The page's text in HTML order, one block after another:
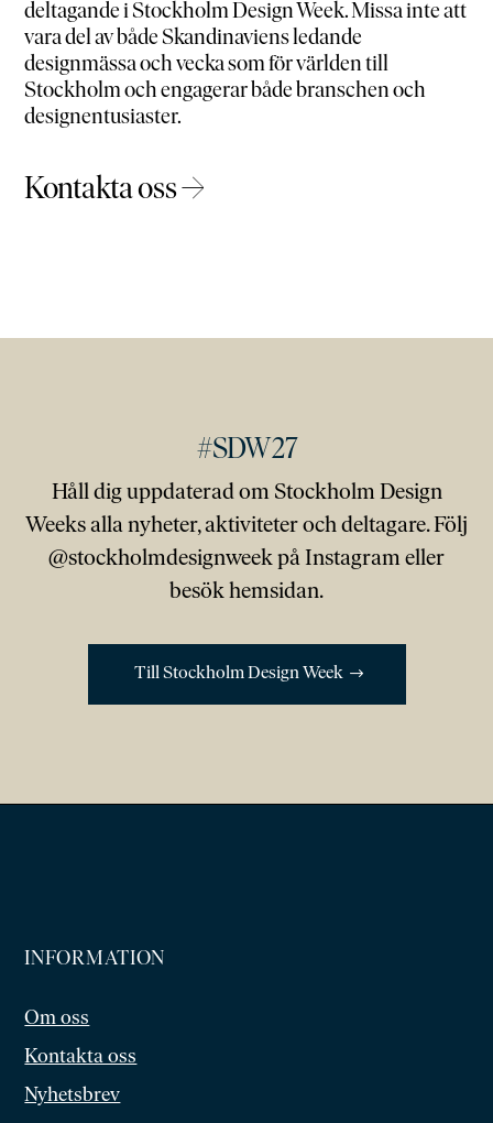
deltagande i Stockholm Design Week. Missa inte att
vara del av både Skandinaviens ledande
designmässa och vecka som för världen till
Stockholm och engagerar både branschen och
designentusiaster.
Kontakta oss →
#SDW27
Håll dig uppdaterad om Stockholm Design
Weeks alla nyheter, aktiviteter och deltagare. Följ
@stockholmdesignweek på Instagram eller
besök hemsidan.
Till Stockholm Design Week
INFORMATION
Om oss
Kontakta oss
Nyhetsbrev